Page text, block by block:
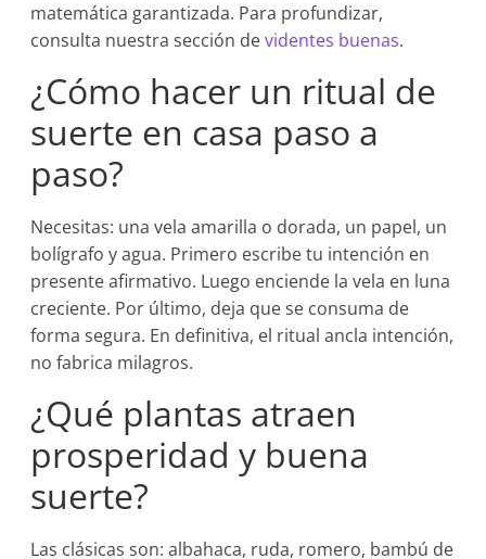
matemática garantizada. Para profundizar,
consulta nuestra sección devidentes buenas.
¿Cómo hacer un ritual de
suerte en casa paso a
paso?
Necesitas: una vela amarilla o dorada, un papel, un
bolígrafo y agua. Primero escribe tu intención en
presente afirmativo. Luego enciende la vela en luna
creciente. Por último, deja que se consuma de
forma segura. En definitiva, el ritual ancla intención,
no fabrica milagros.
¿Qué plantas atraen
prosperidad y buena
suerte?
Las clásicas son: albahaca, ruda, romero, bambú de